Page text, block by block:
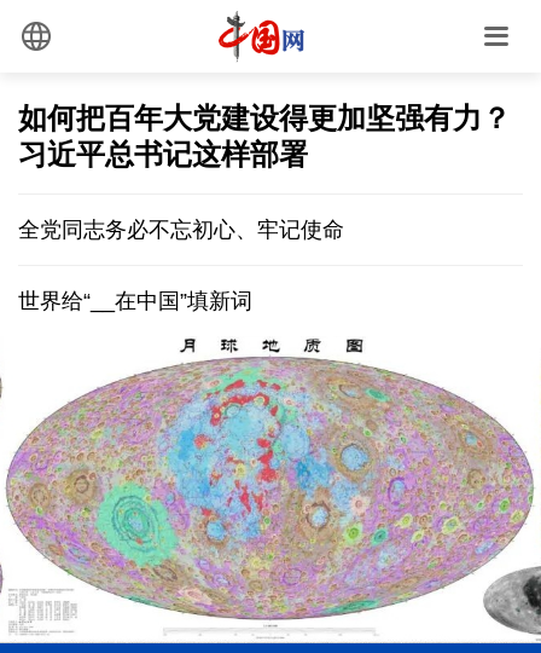
如何把百年大党建设得更加坚强有力？
习近平总书记这样部署
全党同志务必不忘初心、牢记使命
世界给“__在中国”填新词